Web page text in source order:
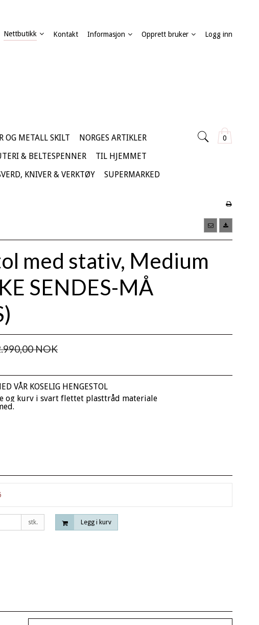
Nettbutikk Kontakt Informasjon Opprett bruker Logg inn
0
OG METALL SKILT
NORGES ARTIKLER
& BELTESPENNER
TIL HJEMMET
KNIVER & VERKTØY SUPERMARKED
med stativ, Medium
SENDES-MÅ
NOK
VÅR KOSELIG HENGESTOL
og kurv i svart flettet plasttråd materiale
stk. Legg i kurv